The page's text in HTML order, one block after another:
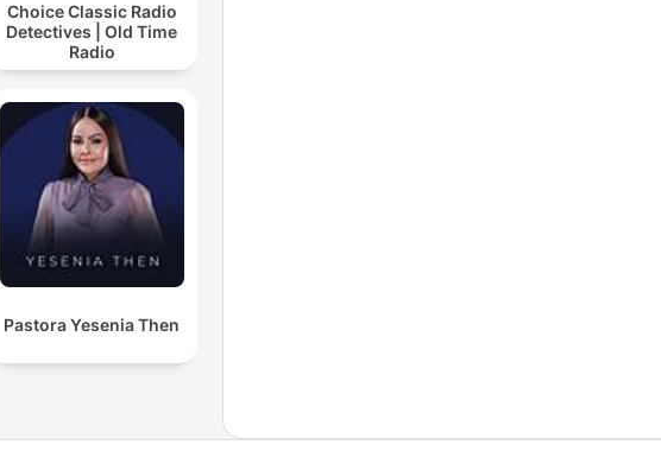
Choice Classic Radio
Detectives | Old Time
Radio
Pastora Yesenia Then